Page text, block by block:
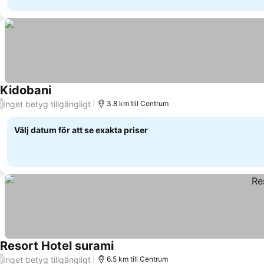
Kidobani
/Inget betyg tillgängligt 3.8 km till Centrum
Välj datum för att se exakta priser
Resort Hotel surami
/Inget betyg tillgängligt 6.5 km till Centrum